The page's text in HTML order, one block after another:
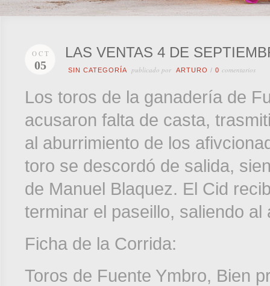
OCT
05
LAS VENTAS 4 DE
SIN CATEGORÍA publicado por ARTURO / 0 comentarios
Los toros de la ganadería de
acusaron falta de casta,
al aburrimiento de los
toro se descordó de salida,
de Manuel Blaquez. El Cid
terminar el paseillo, saliendo al
Ficha de la Corrida:
Toros de Fuente Ymbro, Bien